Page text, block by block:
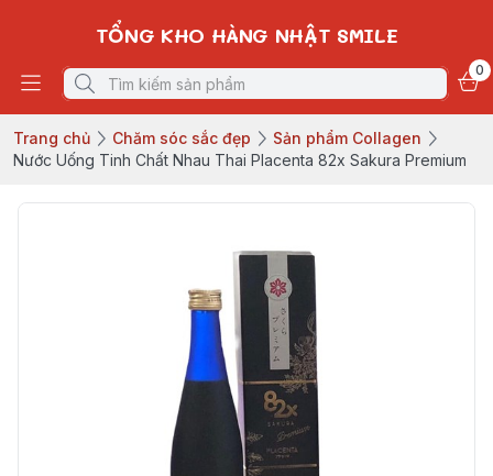
TỔNG KHO HÀNG NHẬT SMILE
0
Trang chủ Chăm sóc sắc đẹp
Sản phẩm Collagen
Nước Uống Tinh Chất Nhau Thai Placenta 82x Sakura Premium